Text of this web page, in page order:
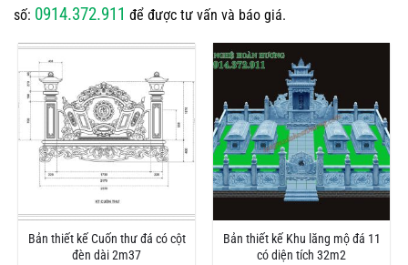
số: 0914.372.911 để được tư vấn và báo giá.
Bản thiết kế Cuốn thư đá có cột
đèn dài 2m37
Bản thiết kế Khu lăng mộ đá 11
có diện tích 32m2